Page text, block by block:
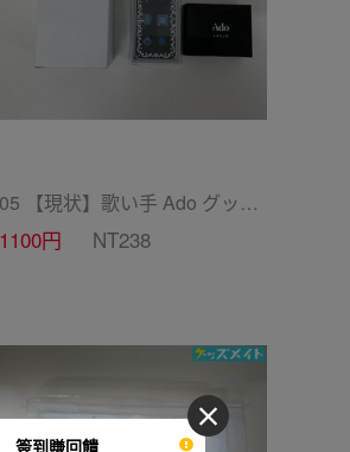
簽到賺回饋
05 【現状】歌い手 Ado グッズ ファッショナブルイヤリング 2ndライブ カムパネルラ 他
1100円 NT238